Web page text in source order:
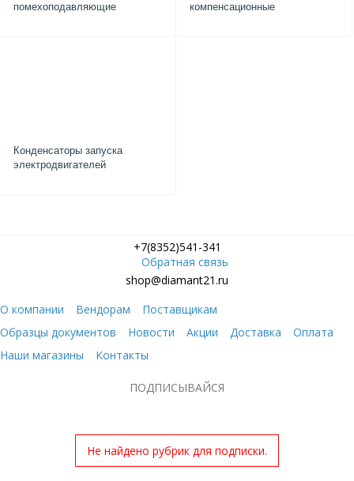
помехоподавляющие
компенсационные
Конденсаторы запуска
электродвигателей
+7(8352)541-341
Обратная связь
shop@diamant21.ru
О компании
Вендорам
Поставщикам
Образцы документов
Новости Акции Доставка
Оплата
Наши магазины
Контакты
ПОДПИСЫВАЙСЯ
Не найдено рубрик для подписки.